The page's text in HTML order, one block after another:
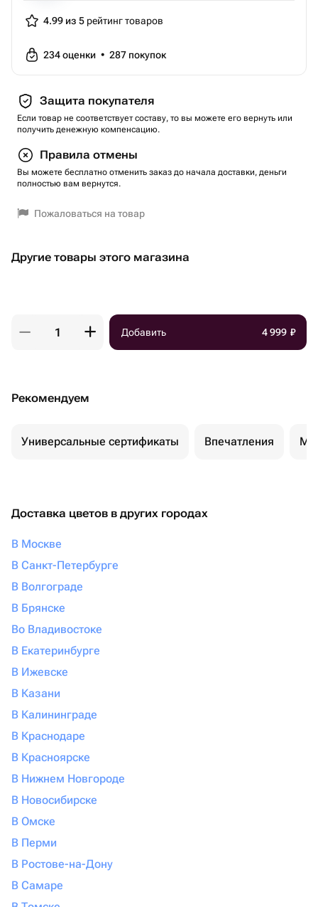
4.99 из 5 рейтинг товаров
234оценки • 287 покупок
Защита покупателя
Если товар не соответствует составу, то вы можете его вернуть или
получить денежную компенсацию.
Правила отмены
Вы можете бесплатно отменить заказ до начала доставки, деньги
полностью вам вернутся.
Пожаловаться на товар
Другие товары этого магазина
Добавить 4 999 ₽
Рекомендуем
Универсальные сертификаты Впечатления
Доставка цветов в других городах
В Москве
В Санкт-Петербурге
В Волгограде
В Брянске
Во Владивостоке
В Екатеринбурге
В Ижевске
В Казани
В Калининграде
В Краснодаре
В Красноярске
В Нижнем Новгороде
В Новосибирске
В Омске
В Перми
В Ростове-на-Дону
В Самаре